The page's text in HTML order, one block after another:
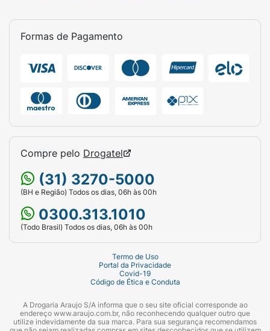
Formas de Pagamento
Compre pelo Drogatel
(31) 3270-5000
(BH e Região) Todos os dias, 06h às 00h
0300.313.1010
(Todo Brasil) Todos os dias, 06h às 00h
Termo de Uso
Portal da Privacidade
Covid-19
Código de Ética e Conduta
A Drogaria Araujo S/A informa que o seu site oficial corresponde ao
endereço www.araujo.com.br, não reconhecendo qualquer outro que
utilize indevidamente da sua marca. Para sua segurança recomendamos